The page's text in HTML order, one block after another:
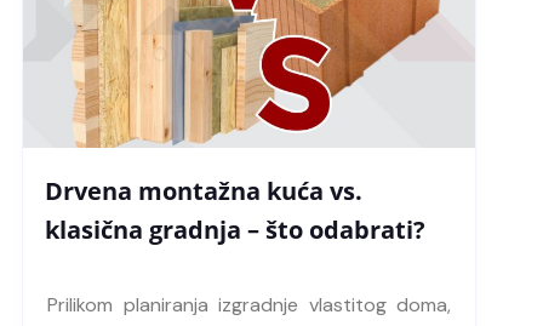
Drvena montažna kuća vs.
klasična gradnja – što odabrati?
Prilikom planiranja izgradnje vlastitog doma,